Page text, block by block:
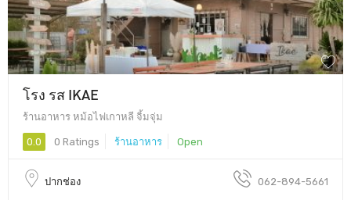
โรง รส IKAE
ร้านอาหาร หม้อไฟเกาหลี จิ้มจุ่ม
0.0 0 Ratings ร้านอาหาร Open
ปากช่อง 062-894-5661